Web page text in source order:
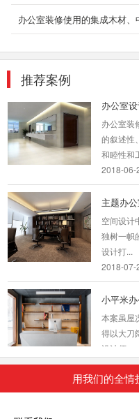
办公室装修使用的集成木材
推荐案例
办公室
办公室装
的叙述性
和睦性和
2018-06-
主题办
空间设计
独树一帜
设计打...
2018-07-
小平米
本案虽
得以大刀
设计师...
2018-07-
深圳室
用我们的全